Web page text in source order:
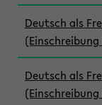
Deutsch als
(Einschreibung
Deutsch als
(Einschreibung